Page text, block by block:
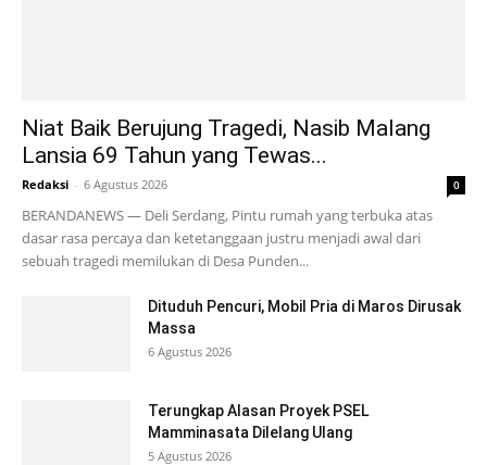
Niat Baik Berujung Tragedi, Nasib Malang
Lansia 69 Tahun yang Tewas...
Redaksi - 6 Agustus 2026 0
BERANDANEWS — Deli Serdang, Pintu rumah yang terbuka atas
dasar rasa percaya dan ketetanggaan justru menjadi awal dari
sebuah tragedi memilukan di Desa Punden...
Dituduh Pencuri, Mobil Pria di Maros Dirusak
Massa
6 Agustus 2026
Terungkap Alasan Proyek PSEL
Mamminasata Dilelang Ulang
5 Agustus 2026